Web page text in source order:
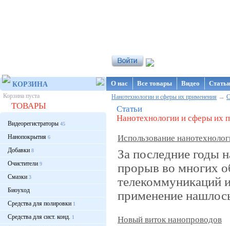
КОРЗИНА
Корзина пуста
ТОВАРЫ
Видеорегистраторы 45
Нанопокрытия 6
Добавки 8
Очистители 9
Смазки 3
Биоуход
Средства для полировки 1
Средства для сист. конд. 1
О нас Все товары Видео
Нанотехнологии и сферы их применения →
Статьи
Нанотехнологии и сферы их
Использование
За последние годы
прорыв во многих
телекоммуникаций
применение
Новый виток нанопроводов